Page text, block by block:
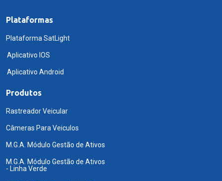
Plataformas
Plataforma SatLight
Aplicativo IOS
Aplicativo Android
Produtos
Rastreador Veicular
Câmeras Para Veiculos
M.G.A. Módulo Gestão de Ativos
M.G.A. Módulo Gestão de Ativos
- Linha Verde